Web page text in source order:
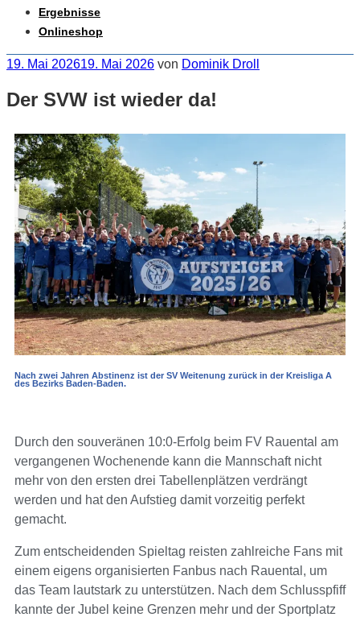
Ergebnisse
Onlineshop
19. Mai 202619. Mai 2026 von Dominik Droll
Der SVW ist wieder da!
Nach zwei Jahren Abstinenz ist der SV Weitenung zurück in der Kreisliga A
des Bezirks Baden-Baden.
Durch den souveränen 10:0-Erfolg beim FV Rauental am
vergangenen Wochenende kann die Mannschaft nicht
mehr von den ersten drei Tabellenplätzen verdrängt
werden und hat den Aufstieg damit vorzeitig perfekt
gemacht.
Zum entscheidenden Spieltag reisten zahlreiche Fans mit
einem eigens organisierten Fanbus nach Rauental, um
das Team lautstark zu unterstützen. Nach dem Schlusspfiff
kannte der Jubel keine Grenzen mehr und der Sportplatz